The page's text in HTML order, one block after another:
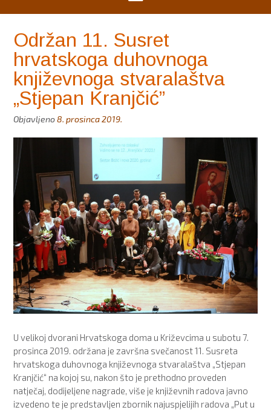
Održan 11. Susret
hrvatskoga duhovnoga
književnoga stvaralaštva
„Stjepan Kranjčić”
Objavljeno8. prosinca 2019.
U velikoj dvorani Hrvatskoga doma u Križevcima u subotu 7.
prosinca 2019. održana je završna svečanost 11. Susreta
hrvatskoga duhovnoga književnoga stvaralaštva „Stjepan
Kranjčić“ na kojoj su, nakon što je prethodno proveden
natječaj, dodijeljene nagrade, više je književnih radova javno
izvedeno te je predstavljen zbornik najuspjelijih radova „Put u